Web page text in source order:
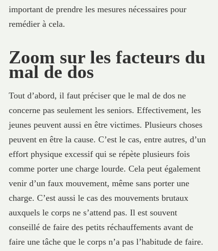
important de prendre les mesures nécessaires pour
remédier à cela.
Zoom sur les facteurs du
mal de dos
Tout d’abord, il faut préciser que le mal de dos ne
concerne pas seulement les seniors. Effectivement, les
jeunes peuvent aussi en être victimes. Plusieurs choses
peuvent en être la cause. C’est le cas, entre autres, d’un
effort physique excessif qui se répète plusieurs fois
comme porter une charge lourde. Cela peut également
venir d’un faux mouvement, même sans porter une
charge. C’est aussi le cas des mouvements brutaux
auxquels le corps ne s’attend pas. Il est souvent
conseillé de faire des petits réchauffements avant de
faire une tâche que le corps n’a pas l’habitude de faire.